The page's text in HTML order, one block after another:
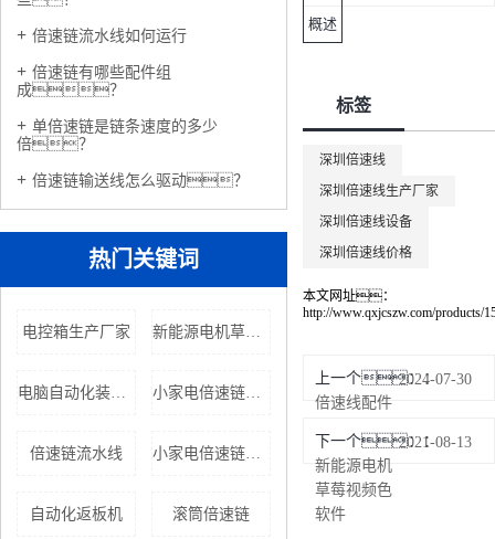
倍速链流水线如何运行
倍速链有哪些配件组
成？
单倍速链是链条速度的多少
倍？
倍速链输送线怎么驱动？
热门关键词
电控箱生产厂家
倍速链流水线
自动化返板机 滚筒倍速链
概述
标签
深圳倍速线
深圳倍速线生产厂家
深圳倍速线设备
深圳倍速线价格
本文网址：
http://www.qxjcszw.com/products/
上一个：
倍速线配件
2024-07-30
下一个：
新能源电机
草莓视频色
软件
2021-08-13